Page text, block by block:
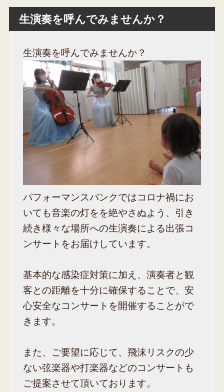
生演奏を呼んでみませんか？
生演奏を呼んでみませんか？
パフォーマンスバンクではコロナ禍にお
いても音楽の灯をを絶やさぬよう、引き
続き様々な場所への生演奏による出張コ
ンサートをお届けしています。
基本的な感染症対策に加え、演奏者と観
客との距離を十分に確保することで、安
心安全なコンサートを開催することがで
きます。
また、ご要望に応じて、飛沫リスクの少
ない弦楽器や打楽器などのコンサートも
ご提案させて頂いております。